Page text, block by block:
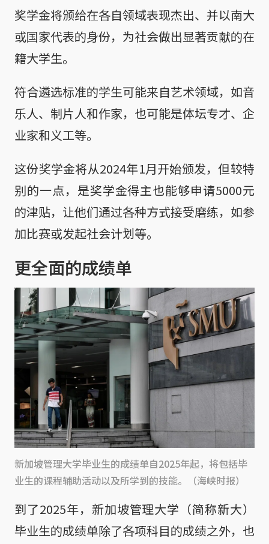
奖学金将颁给在各自领域表现杰出、并以南大
或国家代表的身份，为社会做出显著贡献的在
籍大学生。
符合遴选标准的学生可能来自艺术领域，如音
乐人、制片人和作家，也可能是体坛专才、企
业家和义工等。
这份奖学金将从2024年1月开始颁发，但较特
别的一点，是奖学金得主也能够申请5000元
的津贴，让他们通过各种方式接受磨练，如参
加比赛或发起社会计划等。
更全面的成绩单
新加坡管理大学毕业生的成绩单自2025年起，将包括毕
业生的课程辅助活动以及所学到的技能。（海峡时报）
到了2025年，新加坡管理大学（简称新大）
毕业生的成绩单除了各项科目的成绩之外，也